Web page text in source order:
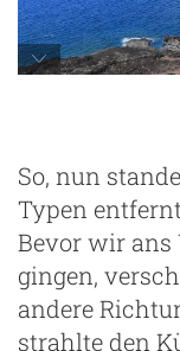
So, nun
Typen
Bevor wir ans
gingen,
andere
strahlte den